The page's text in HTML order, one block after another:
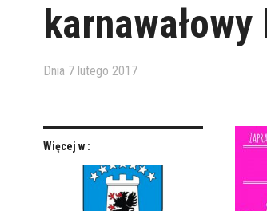
Dnia 7 lutego 2017
Więcej w :